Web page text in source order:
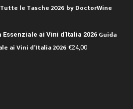
le Tasche 2026 by DoctorWine
Guida
ai Vini d’Italia 2026 €24,00